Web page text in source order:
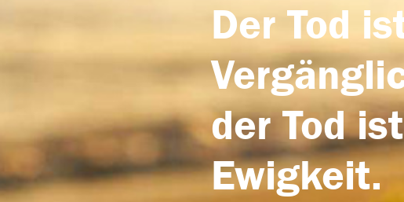
Der Tod
der Tod
Ewigkeit.